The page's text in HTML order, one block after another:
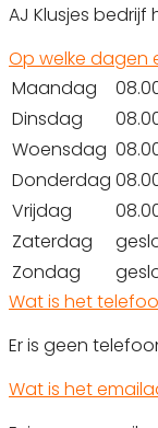
AJ Klusjes
Op welke dagen
Maandag
Dinsdag
Woensdag
Donderdag
Vrijdag
Zaterdag
Zondag
Wat is het
Er is geen
Wat is het